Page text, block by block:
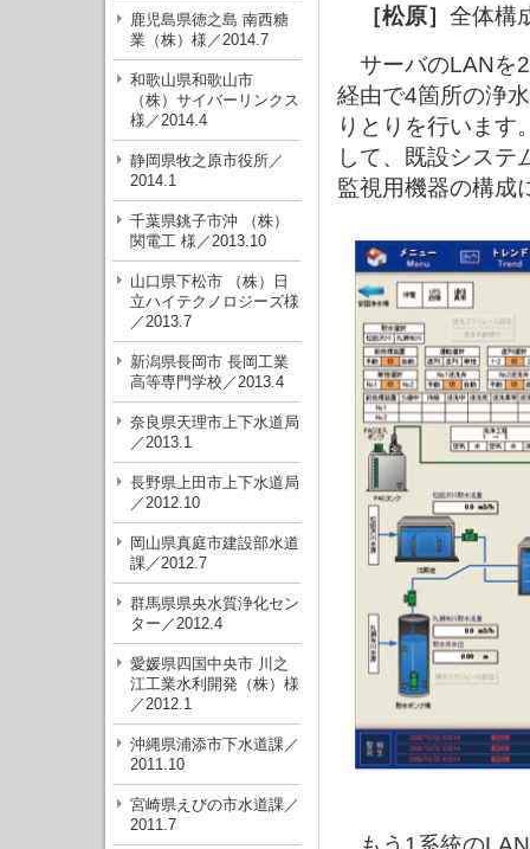
鹿児島県徳之島 南西糖
業（株）様／2014.7
和歌山県和歌山市
（株）サイバーリンクス
様／2014.4
静岡県牧之原市役所／
2014.1
千葉県銚子市沖 （株）
関電工 様／2013.10
山口県下松市 （株）日
立ハイテクノロジーズ様
／2013.7
新潟県長岡市 長岡工業
高等専門学校／2013.4
奈良県天理市上下水道局
／2013.1
長野県上田市上下水道局
／2012.10
岡山県真庭市建設部水道
課／2012.7
群馬県県央水質浄化セン
ター／2012.4
愛媛県四国中央市 川之
江工業水利開発（株）様
／2012.1
沖縄県浦添市下水道課／
2011.10
宮崎県えびの市水道課／
2011.7
［松原］ 全体構
サーバのLANを2
経由で4箇所の浄
りとりを行います
して、既設システ
監視用機器の構成